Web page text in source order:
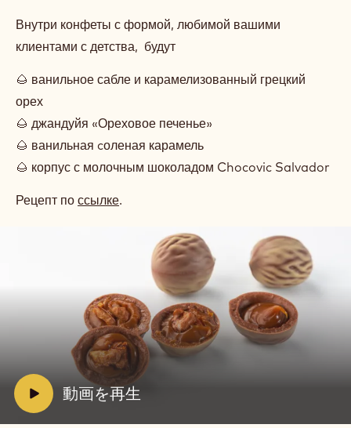
Внутри конфеты с формой, любимой вашими
клиентами с детства, будут
🌰 ванильное сабле и карамелизованный грецкий
орех
🌰 джандуйя «Ореховое печенье»
🌰 ванильная cоленая карамель
🌰 корпус с молочным шоколадом Chocovic Salvador
Рецепт по ссылке.
V
動画を再生
生: